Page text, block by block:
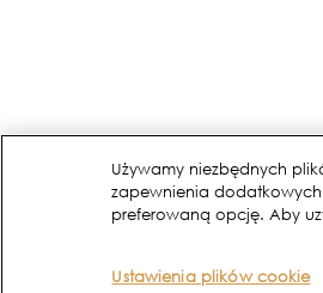
Używamy niezbędnych
zapewnienia
preferowaną opcję. Aby
Ustawienia plików cookie